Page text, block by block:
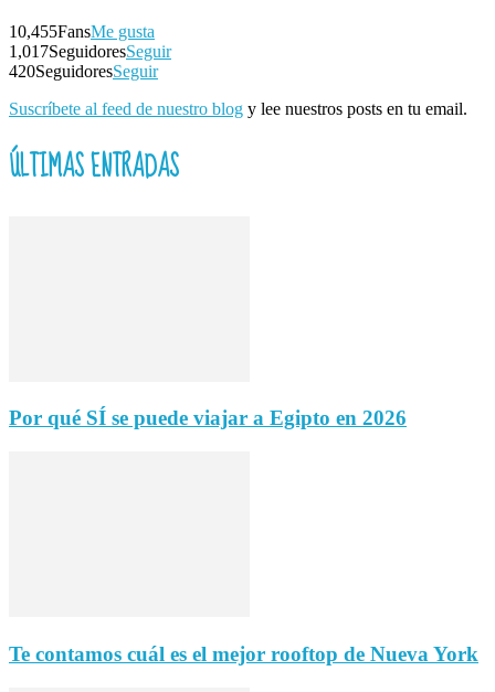
10,455FansMe gusta
1,017SeguidoresSeguir
420SeguidoresSeguir
Suscríbete al feed de nuestro blog y lee nuestros posts en tu email.
ÚLTIMAS ENTRADAS
Por qué SÍ se puede viajar a Egipto en 2026
Te contamos cuál es el mejor rooftop de Nueva York